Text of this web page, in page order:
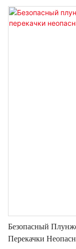
Безопасный
Перекачки